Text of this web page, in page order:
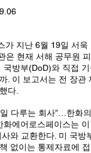
은 현재 서해 공무원
방부(DoD)와 직접
. 이 보고서는 전 장관
다.
화에어로스페이스는
와 교환한다. 미 국방
없이는 통제자료에